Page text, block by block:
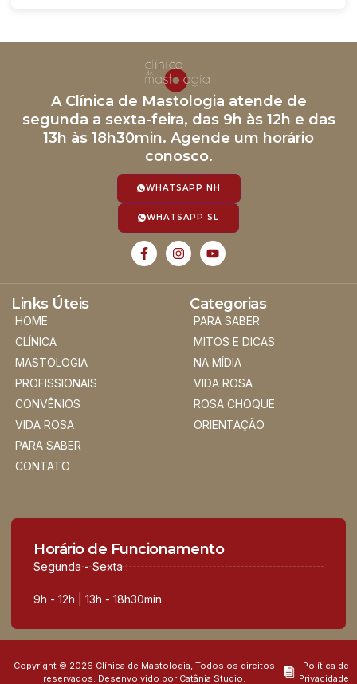
A Clínica de Mastologia atende de
segunda a sexta-feira, das 9h às 12h e das
13h às 18h30min. Agende um horário
conosco.
WHATSAPP NH
WHATSAPP SL
Links Úteis
HOME
CLÍNICA
MASTOLOGIA
PROFISSIONAIS
CONVÊNIOS
VIDA ROSA
PARA SABER
CONTATO
Categorias
PARA SABER
MITOS E DICAS
NA MÍDIA
VIDA ROSA
ROSA CHOQUE
ORIENTAÇÃO
Horário de Funcionamento
Segunda - Sexta :
9h - 12h | 13h - 18h30min
Copyright © 2026 Clínica de Mastologia, Todos os direitos
reservados. Desenvolvido por Catânia Studio.
Política de
Privacidade